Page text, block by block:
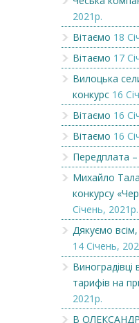
2021р.
Вітаємо 18
Вітаємо 17
Вилоцька
конкурс 16
Вітаємо 16
Вітаємо 16
Передплата –
Михайло
конкурсу
Січень, 2021р.
Дякуємо
14 Січень,
тарифів на
2021р.
В